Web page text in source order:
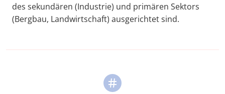
des sekundären (Industrie) und primären Sektors
(Bergbau, Landwirtschaft) ausgerichtet sind.